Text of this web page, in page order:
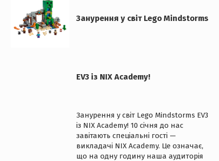
Занурення у світ Lego Mindstorms
EV3 із NIX Academy!
Занурення у світ Lego Mindstorms EV3
із NIX Academy! 10 січня до нас
завітають спеціальні гості —
викладачі NIX Academy. Це означає,
що на одну годину наша аудиторія